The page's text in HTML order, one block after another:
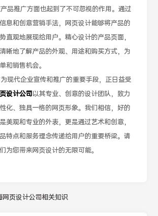
品推广方面也起到了不可忽视的作用。通过
息和创意营销手法，网页设计能够将产品的
直观地展现给用户。精心设计的产品页面，
晰地了解产品的外观、用途和购买方式，为
和销售机会。
现代企业宣传和推广的重要手段，正日益受
设计公司以其专业、创意的设计团队，致力
化、独具一格的网页形象。我们相信，好的
美观和专业的外表，更是通过艺术和创意，
特点和服务理念传递给用户的重要桥梁。请
为您带来网页设计的无限可能。
网页设计公司相关知识